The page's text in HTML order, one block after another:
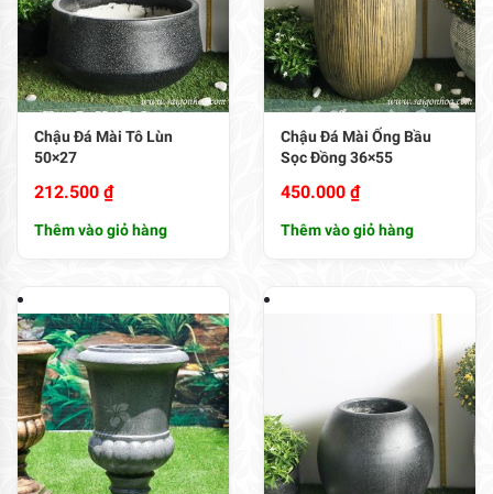
Chậu Đá Mài Tô Lùn
50×27
212.500 ₫
Thêm vào giỏ hàng
Chậu Đá Mài Ống Bầu
Sọc Đồng 36×55
450.000 ₫
Thêm vào giỏ hàng